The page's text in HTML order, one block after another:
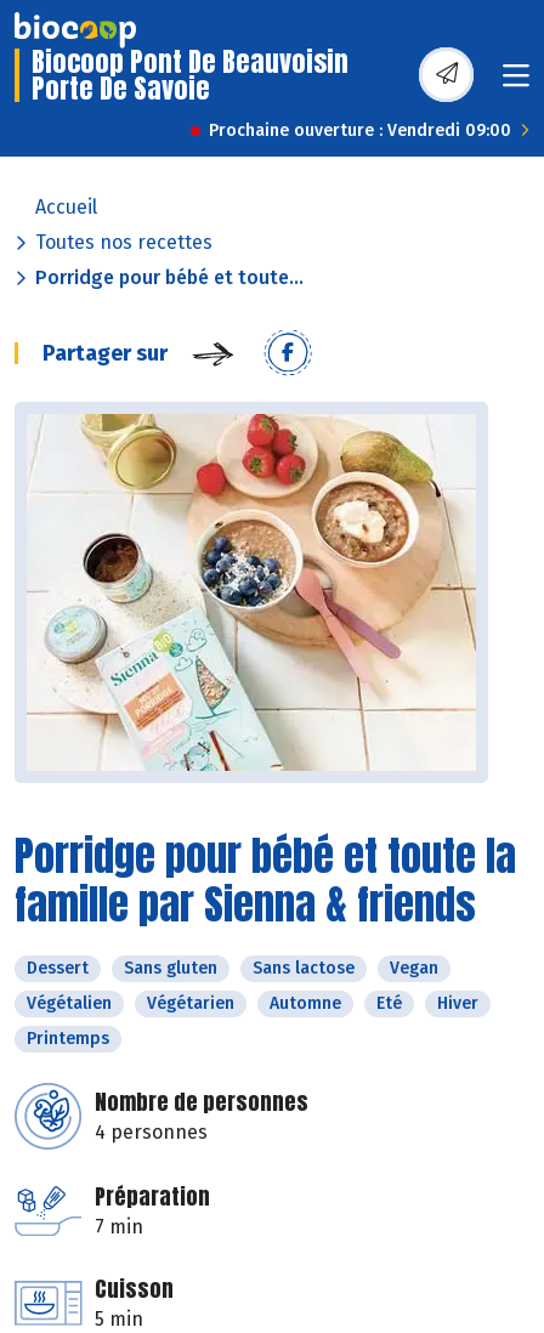
Biocoop Pont De Beauvoisin
Porte De Savoie
Prochaine ouverture : Vendredi 09:00
Accueil
Toutes nos recettes
Porridge pour bébé et toute...
Partager sur
Porridge pour bébé et toute la
famille par Sienna & friends
Dessert Sans gluten Sans lactose
Vegan
Végétalien
Végétarien Automne Eté
Hiver
Printemps
Nombre de personnes
4 personnes
Préparation
7 min
Cuisson
5 min